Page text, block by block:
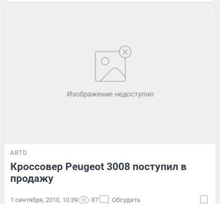
АВТО
Кроссовер Peugeot 3008 поступил в
продажу
1 сентября, 2010, 10:39 87 Обсудить